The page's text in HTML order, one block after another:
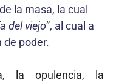
la masa, la cual
del viejo”, al cual a
de poder.
la opulencia, la